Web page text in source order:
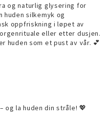
og naturlig glysering for
silkemyk og
oppfriskning i løpet av
eller etter dusjen.
huden som et pust av vår. 💕
og la huden din stråle! 💖